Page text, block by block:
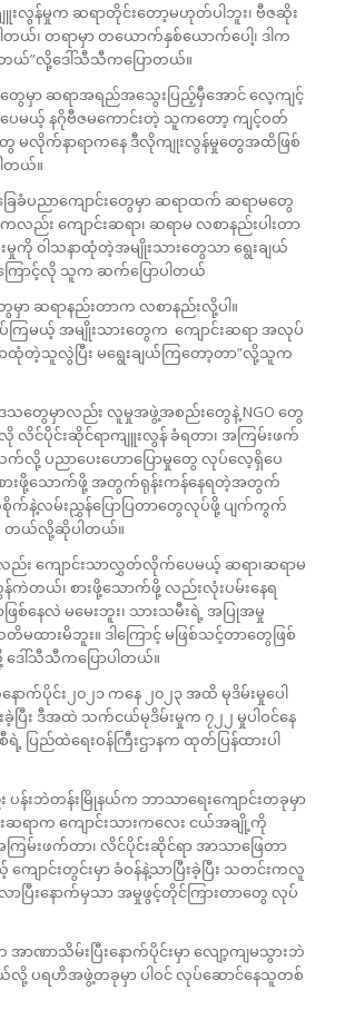
းလွန်မှုက ဆရာတိုင်းတော့မဟုတ်ပါဘူး၊ ဗီဇဆိုး
ါတယ်၊ တရာမှာ တယောက်နှစ်ယောက်ပေါ့၊ ဒါက
ယ်”လို့ဒေါ်သီသီကပြောတယ်။
ေမှာ ဆရာအရည်အ‌သွေးပြည့်မှီအောင် လေ့ကျင့်
ေမယ့် နဂိုဗီဇမကောင်းတဲ့ သူကတော့ ကျင့်ဝတ်
မလိုက်နာရာကနေ ဒီလိုကျုးလွန်မှုတွေအထိဖြစ်
တယ်။
ခြေခံပညာကျောင်းတွေမှာ ဆရာထက် ဆရာမတွေ
ါကလည်း ကျောင်းဆရာ၊ ဆရာမ လစာနည်းပါးတာ
းမှုကို ဝါသနာထုံတဲ့အမျိုးသားတွေသာ ရွေးချယ်
ောင့်လို သူက ဆက်ပြောပါတယ်
ေမှာ ဆရာနည်းတာက လစာနည်းလို့ပါ။
ကြမယ့် အမျိုးသားတွေက ကျောင်းဆရာ အလုပ်
ထုံတဲ့သူလွဲပြီး မရွေးချယ်ကြတော့တာ”လို့သူက
သတွေမှာလည်း လူမှုအဖွဲ့အစည်းတွေနဲ့ NGO တွေ
င်ပိုင်းဆိုင်ရာကျူးလွန် ခံရတာ၊ အကြမ်းဖက်
လို့ ပညာပေးဟောပြောမှုတွေ လုပ်လေ့ရှိပေ
းဖို့သောက်ဖို့ အတွက်ရုန်းကန်နေရတဲ့အတွက်
က်နဲ့လမ်းညွှန်ပြောပြတာတွေလုပ်ဖို့ ပျက်ကွက်
တယ်လို့ဆိုပါတယ်။
း ကျောင်းသာလွှတ်လိုက်ပေမယ့် ဆရာ၊ဆရာမ
ကဲတယ်၊ စားဖို့သောက်ဖို့ လည်းလုံးပမ်းနေရ
ြစ်နေလဲ မမေးဘူး၊ သားသမီးရဲ့ အပြုအမှု
မထားမိဘူး။ ဒါကြောင့် မဖြစ်သင့်တာတွေဖြစ်
ေါ်သီသီကပြောပါတယ်။
ာက်ပိုင်း၂၀၂၁ ကနေ ၂၀၂၃ အထိ မုဒိမ်းမှုပေါ
းခဲ့ပြီး ဒီအထဲ သက်ငယ်မုဒိမ်းမှုက ၇၂၂ မှုပါဝင်နေ
ပြည်ထဲရေးဝန်ကြီးဌာနက ထုတ်ပြန်ထားပါ
ပန်းဘဲတန်းမြိုနယ်က ဘာသာရေးကျောင်းတခုမှာ
းဆရာက ကျောင်းသားကလေး ငယ်အချို့ကို
ြမ်းဖက်တာ၊ လိင်ပိုင်းဆိုင်ရာ အာသာဖြေတာ
ျောင်းတွင်းမှာ ခံဝန်နဲ့သာပြီးခဲ့ပြီး သတင်းကလူ
ပြီးနောက်မှသာ အမှုဖွင့်တိုင်ကြားတာတွေ လုပ်
ဏာသိမ်းပြီးနောက်ပိုင်းမှာ လျော့ကျမသွားဘဲ
ယ်လို့ ပရဟိအဖွဲ့တခုမှာ ပါဝင် လုပ်ဆောင်နေသူတစ်